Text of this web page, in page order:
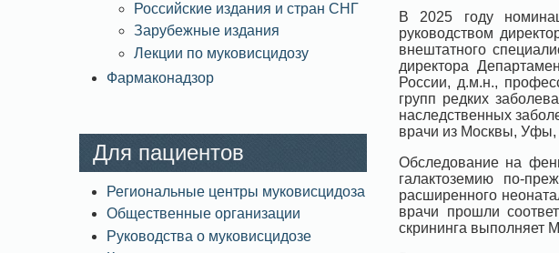
В 2025 году
руководством
внештатного
директора
России, д.м.н.,
групп редких
наследственных
врачи из Москвы, Уфы,
Обследование на
галактоземию по-
расширенного
врачи прошли
скрининга выполняет
Российские издания и стран СНГ
Зарубежные издания
Лекции по муковисцидозу
Фармаконадзор
Для пациентов
Региональные центры муковисцидоза
Общественные организации
Руководства о муковисцидозе